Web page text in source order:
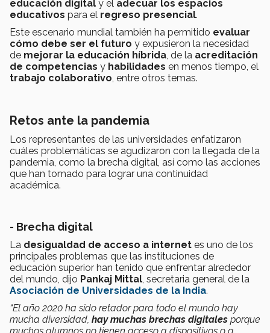
educación digital y el adecuar los espacios
educativos para el regreso presencial.
Este escenario mundial también ha permitido evaluar
cómo debe ser el futuro y expusieron la necesidad
de mejorar la educación híbrida, de la acreditación
de competencias y habilidades en menos tiempo, el
trabajo colaborativo, entre otros temas.
Retos ante la pandemia
Los representantes de las universidades enfatizaron
cuáles problemáticas se agudizaron con la llegada de la
pandemia, como la brecha digital, así como las acciones
que han tomado para lograr una continuidad
académica.
- Brecha digital
La desigualdad de acceso a internet es uno de los
principales problemas que las instituciones de
educación superior han tenido que enfrentar alrededor
del mundo, dijo Pankaj Mittal, secretaria general de la
Asociación de Universidades de la India.
“El año 2020 ha sido retador para todo el mundo hay
mucha diversidad, hay muchas brechas digitales porque